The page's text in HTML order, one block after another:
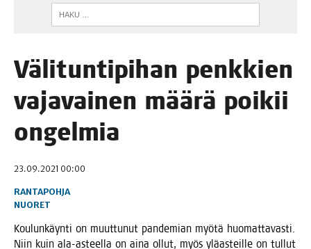
Väli­tun­ti­pi­han penk­kien
vaja­vai­nen mää­rä poi­kii
ongelmia
23.09.2021 00:00
RANTAPOHJA
NUORET
Kou­lun­käyn­ti on muut­tu­nut pan­de­mian myö­tä huo­mat­ta­vas­ti.
Niin kuin ala-asteel­la on aina ollut, myös ylä­as­teil­le on tul­lut